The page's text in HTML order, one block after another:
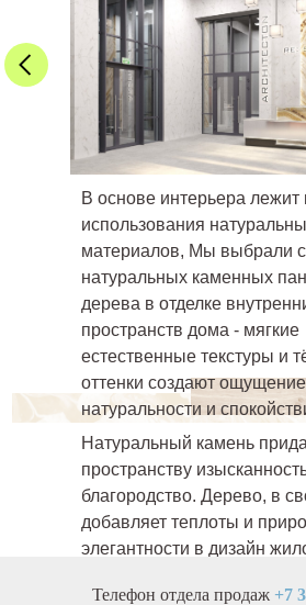
В основе интерьера лежит
использования
материалов, Мы выбрали
натуральных каменных
дерева в отделке
пространств дома - мягкие
естественные текстуры и
оттенки создают ощущение
натуральности и
Натуральный камень
пространству
благородство. Дерево, в
добавляет теплоты и
элегантности в дизайн
Телефон отдела продаж +7